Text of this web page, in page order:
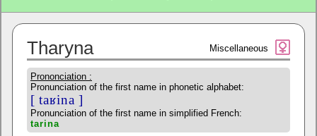
Tharyna Miscellaneous
Prononciation :
Pronunciation of the first name in phonetic alphabet:
[ taʁina ]
Pronunciation of the first name in simplified French:
tarina